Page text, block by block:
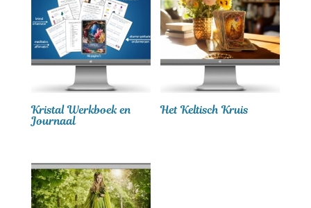
Kristal Werkboek en
Journaal
Het Keltisch Kruis